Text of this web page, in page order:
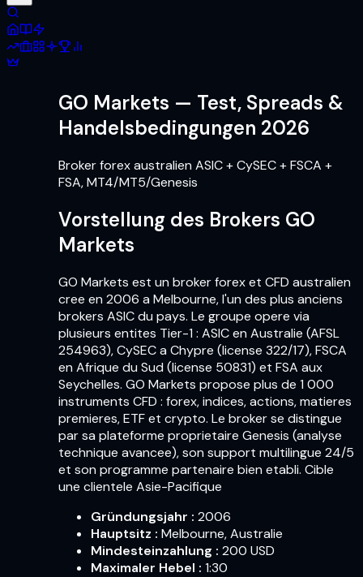
GO Markets — Test, Spreads &
Handelsbedingungen 2026
Broker forex australien ASIC + CySEC + FSCA +
FSA, MT4/MT5/Genesis
Vorstellung des Brokers GO
Markets
GO Markets est un broker forex et CFD australien
cree en 2006 a Melbourne, l'un des plus anciens
brokers ASIC du pays. Le groupe opere via
plusieurs entites Tier-1 : ASIC en Australie (AFSL
254963), CySEC a Chypre (license 322/17), FSCA
en Afrique du Sud (license 50831) et FSA aux
Seychelles. GO Markets propose plus de 1 000
instruments CFD : forex, indices, actions, matieres
premieres, ETF et crypto. Le broker se distingue
par sa plateforme proprietaire Genesis (analyse
technique avancee), son support multilingue 24/5
et son programme partenaire bien etabli. Cible
une clientele Asie-Pacifique
Gründungsjahr : 2006
Hauptsitz : Melbourne, Australie
Mindesteinzahlung : 200 USD
Maximaler Hebel : 1:30